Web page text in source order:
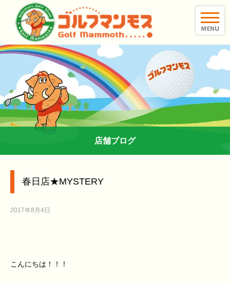
店舗ブログ
春日店★MYSTERY
2017年8月4日
こんにちは！！！